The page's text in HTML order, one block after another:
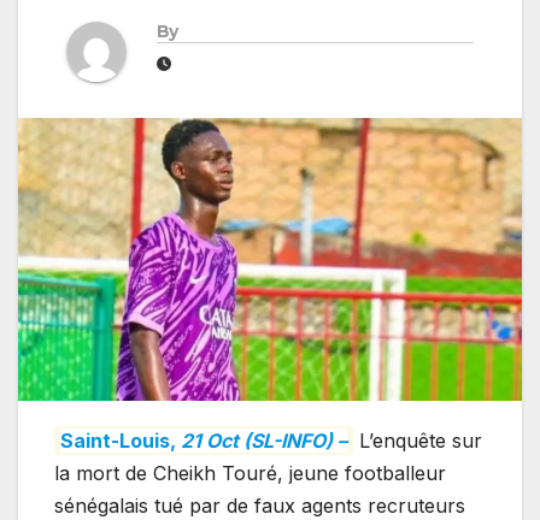
By
Saint-Louis, 21 Oct (SL-INFO) – L’enquête sur
la mort de Cheikh Touré, jeune footballeur
sénégalais tué par de faux agents recruteurs